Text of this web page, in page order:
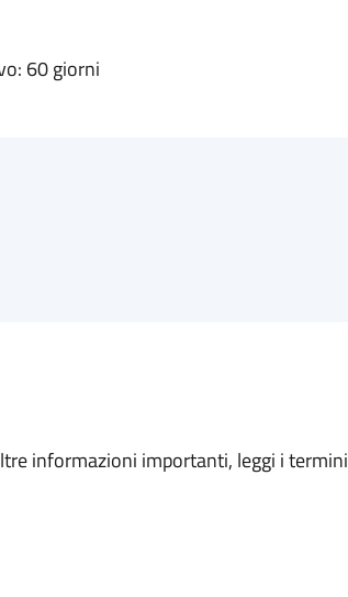
60 giorni
informazioni importanti, leggi i termini